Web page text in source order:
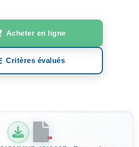
Acheter en ligne
Critères évalués
PDF